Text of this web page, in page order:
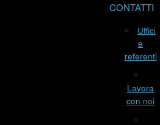
CONTATTI
Uffici
e
referenti
Lavora
con noi